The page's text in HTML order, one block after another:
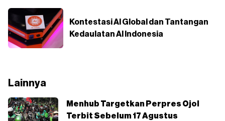
Kontestasi AI Global dan Tantangan
Kedaulatan AI Indonesia
Lainnya
Menhub Targetkan Perpres Ojol
Terbit Sebelum 17 Agustus